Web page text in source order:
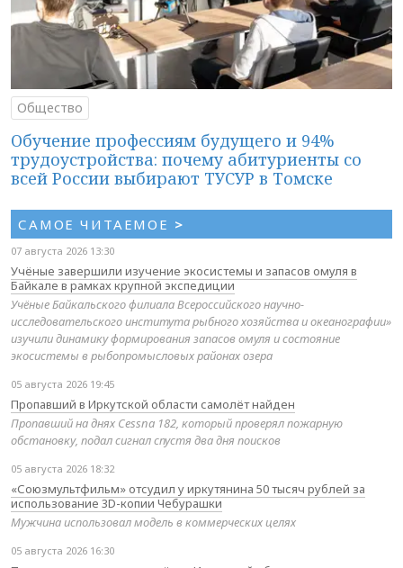
Общество
Обучение профессиям будущего и 94%
трудоустройства: почему абитуриенты со
всей России выбирают ТУСУР в Томске
САМОЕ ЧИТАЕМОЕ >
07 августа 2026 13:30
Учёные завершили изучение экосистемы и запасов омуля в
Байкале в рамках крупной экспедиции
Учёные Байкальского филиала Всероссийского научно-
исследовательского института рыбного хозяйства и океанографии»
изучили динамику формирования запасов омуля и состояние
экосистемы в рыбопромысловых районах озера
05 августа 2026 19:45
Пропавший в Иркутской области самолёт найден
Пропавший на днях Cessna 182, который проверял пожарную
обстановку, подал сигнал спустя два дня поисков
05 августа 2026 18:32
«Союзмультфильм» отсудил у иркутянина 50 тысяч рублей за
использование 3D-копии Чебурашки
Мужчина использовал модель в коммерческих целях
05 августа 2026 16:30